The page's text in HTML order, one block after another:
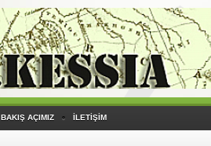
BAKIŞ AÇIMIZ İLETİŞİM